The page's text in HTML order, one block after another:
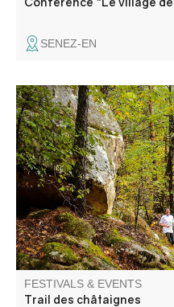
SENEZ-EN
The Fugeret Sports Loisirs
through the chestnut
autumn.
FESTIVALS & EVENTS
Trail des châtaignes